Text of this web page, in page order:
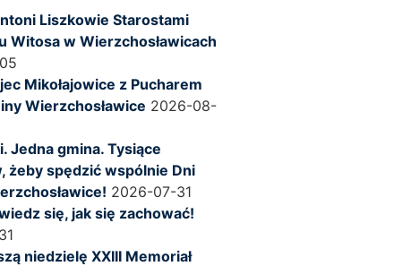
Liszkowie Starostami
Witosa w Wierzchosławicach
Mikołajowice z Pucharem
Wierzchosławice 2026-08-
Jedna gmina. Tysiące
żeby spędzić wspólnie Dni
2026-07-31
się, jak się zachować!
niedzielę XXIII Memoriał